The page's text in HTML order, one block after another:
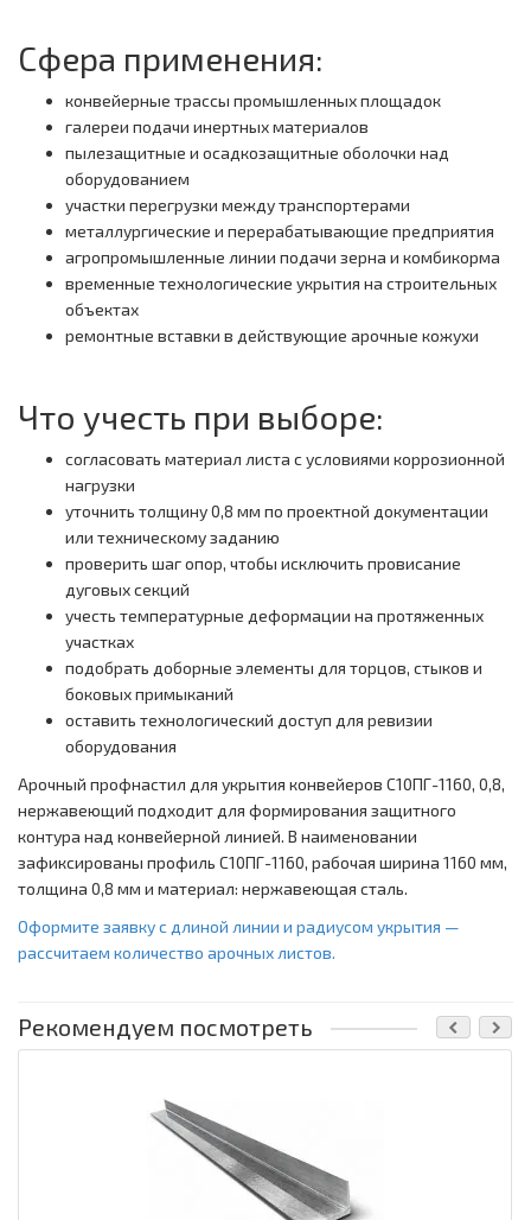
Сфера применения:
конвейерные трассы промышленных площадок
галереи подачи инертных материалов
пылезащитные и осадкозащитные оболочки над
оборудованием
участки перегрузки между транспортерами
металлургические и перерабатывающие предприятия
агропромышленные линии подачи зерна и комбикорма
временные технологические укрытия на строительных
объектах
ремонтные вставки в действующие арочные кожухи
Что учесть при выборе:
согласовать материал листа с условиями коррозионной
нагрузки
уточнить толщину 0,8 мм по проектной документации
или техническому заданию
проверить шаг опор, чтобы исключить провисание
дуговых секций
учесть температурные деформации на протяженных
участках
подобрать доборные элементы для торцов, стыков и
боковых примыканий
оставить технологический доступ для ревизии
оборудования
Арочный профнастил для укрытия конвейеров С10ПГ-1160, 0,8,
нержавеющий подходит для формирования защитного
контура над конвейерной линией. В наименовании
зафиксированы профиль С10ПГ-1160, рабочая ширина 1160 мм,
толщина 0,8 мм и материал: нержавеющая сталь.
Оформите заявку с длиной линии и радиусом укрытия —
рассчитаем количество арочных листов.
Рекомендуем посмотреть